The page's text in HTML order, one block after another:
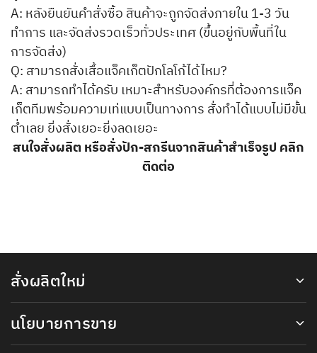
A: หลังยืนยันคำสั่งซื้อ สินค้าจะถูกจัดส่งภายใน 1-3 วัน
ทำการ และจัดส่งรวดเร็วทั่วประเทศ (ขึ้นอยู่กับพื้นที่ใน
การจัดส่ง)
Q: สามารถสั่งเสื้อแจ็คเก็ตปักโลโก้ได้ไหม?
A: สามารถทำได้ครับ เหมาะสำหรับองค์กรที่ต้องการแจ็ค
เก็ตทีมพร้อมความเท่แบบเป็นทางการ สั่งทำได้แบบไม่มีขั้น
ต่ำเลย ยิ่งสั่งเยอะยิ่งลดเยอะ
สนใจสั่งผลิต หรือสั่งปัก-สกรีนจากสินค้าสำเร็จรูป คลิก
ติดต่อ
สั่งผลิตใหม่
นโยบายการขาย